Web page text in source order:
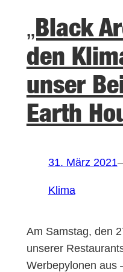
„Black
den
unser
Earth
31. März 2021
Klima
Am Samstag, den
unserer
Werbepylonen aus